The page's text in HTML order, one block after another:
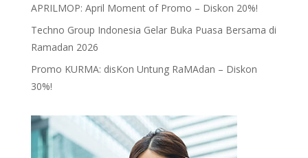
APRILMOP: April Moment of Promo – Diskon 20%!
Techno Group Indonesia Gelar Buka Puasa Bersama di
Ramadan 2026
Promo KURMA: disKon Untung RaMAdan – Diskon
30%!